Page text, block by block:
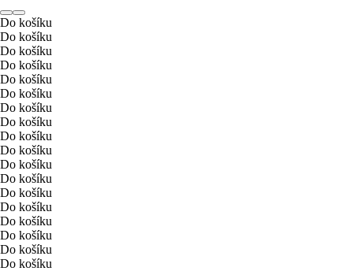
Do košíku
Do košíku
Do košíku
Do košíku
Do košíku
Do košíku
Do košíku
Do košíku
Do košíku
Do košíku
Do košíku
Do košíku
Do košíku
Do košíku
Do košíku
Do košíku
Do košíku
Do košíku